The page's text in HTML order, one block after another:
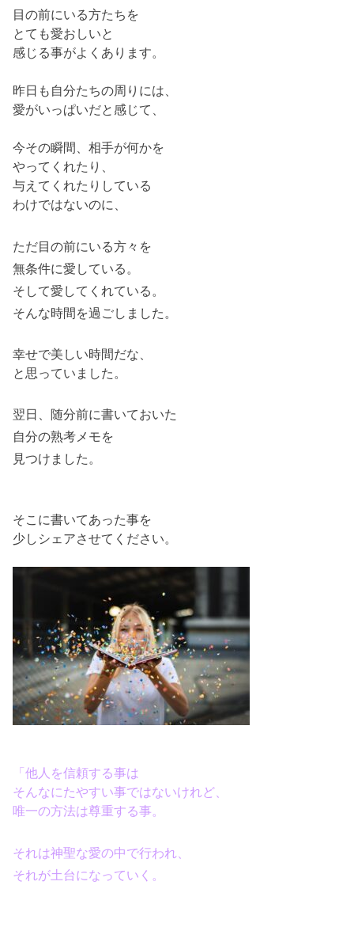
目の前にいる方たちを
とても愛おしいと
感じる事がよくあります。
昨日も自分たちの周りには、
愛がいっぱいだと感じて、
今その瞬間、相手が何かを
やってくれたり、
与えてくれたりしている
わけではないのに、
ただ目の前にいる方々を
無条件に愛している。
そして愛してくれている。
そんな時間を過ごしました。
幸せで美しい時間だな、
と思っていました。
翌日、随分前に書いておいた
自分の熟考メモを
見つけました。
そこに書いてあった事を
少しシェアさせてください。
「他人を信頼する事は
そんなにたやすい事ではないけれど、
唯一の方法は尊重する事。
それは神聖な愛の中で行われ、
それが土台になっていく。